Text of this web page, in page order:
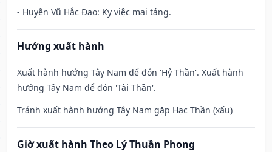
- Huyền Vũ Hắc Đạo: Kỵ việc mai táng.
Hướng xuất hành
Xuất hành hướng Tây Nam để đón 'Hỷ Thần'. Xuất hành
hướng Tây Nam để đón 'Tài Thần'.
Tránh xuất hành hướng Tây Nam gặp Hạc Thần (xấu)
Giờ xuất hành Theo Lý Thuần Phong